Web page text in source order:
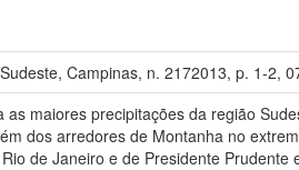
Campinas, n. 2172013, p. 1-2,
as maiores precipitações da região
dos arredores de Montanha no
de Janeiro e de Presidente